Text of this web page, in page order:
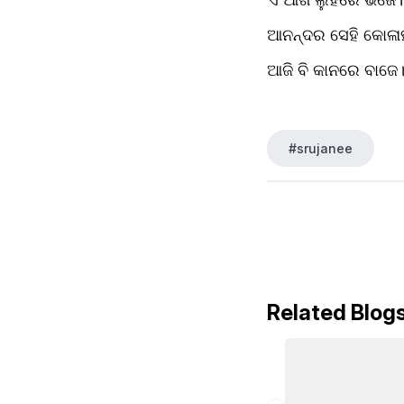
ଆନନ୍ଦର ସେହି
ଆଜି ବି କାନରେ
#srujanee
Related